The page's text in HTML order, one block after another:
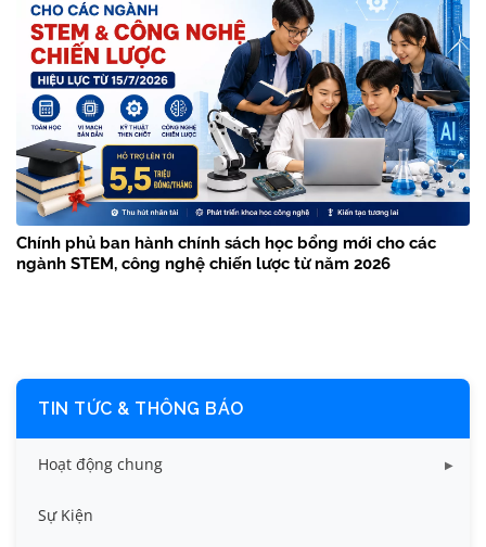
Chính phủ ban hành chính sách học bổng mới cho các
ngành STEM, công nghệ chiến lược từ năm 2026
TIN TỨC & THÔNG BÁO
Hoạt động chung
Tin công tác sinh viên
Sự Kiện